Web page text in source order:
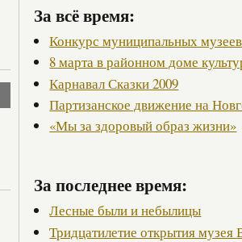
За всё время:
Конкурс муниципальных музеев
8 марта в районном доме
Карнавал Сказки 2009
Партизанское движение на
«Мы за здоровый образ жизни»
За последнее время:
Лесные были и небылицы
Тридцатилетие открытия музея